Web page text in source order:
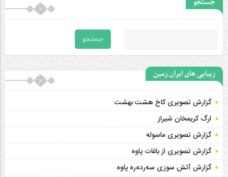
جستجو
زیبایی های ایران زمین
گزارش تصویری کاخ هشت‌ بهشت
ارگ کریمخان شیراز
گزارش تصویری ماسوله
گزارش تصویری از باغات پاوه
گزارش آتش سوزی سەردەرە پاوه